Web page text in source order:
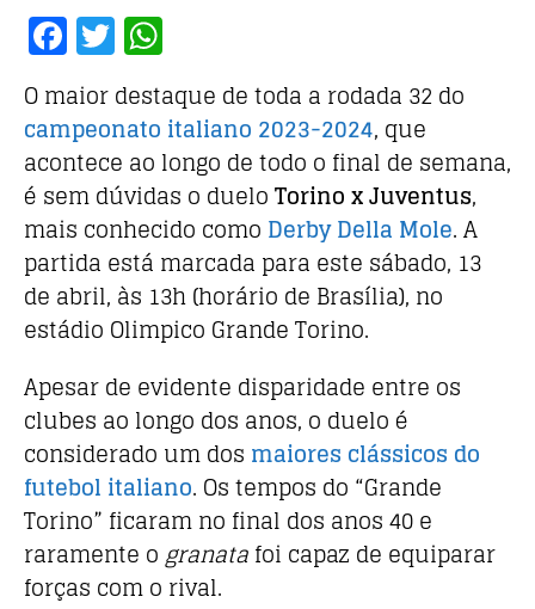
F
a
c
e
b
o
o
k
T
w
it
te
r
h
at
s
A
p
p
O maior destaque de toda a rodada 32 do
campeonato italiano 2023-2024, que
acontece ao longo de todo o final de semana,
é sem dúvidas o dueloTorino x Juventus,
mais conhecido como Derby Della Mole. A
partida está marcada para este sábado, 13
de abril, às 13h (horário de Brasília), no
estádio Olimpico Grande Torino.
Apesar de evidente disparidade entre os
clubes ao longo dos anos, o duelo é
considerado um dos maiores clássicos do
futebol italiano. Os tempos do “Grande
Torino” ficaram no final dos anos 40 e
raramente ogranatafoi capaz de equiparar
forças com o rival.